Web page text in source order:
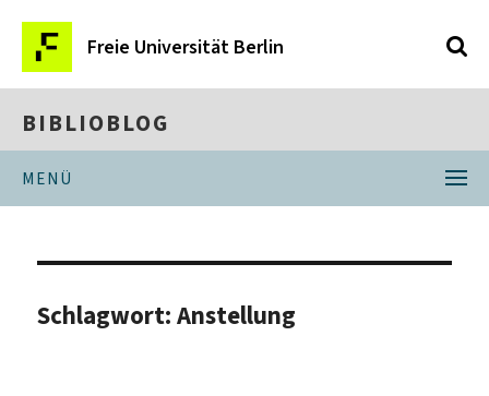
Freie Universität Berlin
BIBLIOBLOG
MENÜ
Schlagwort:Anstellung